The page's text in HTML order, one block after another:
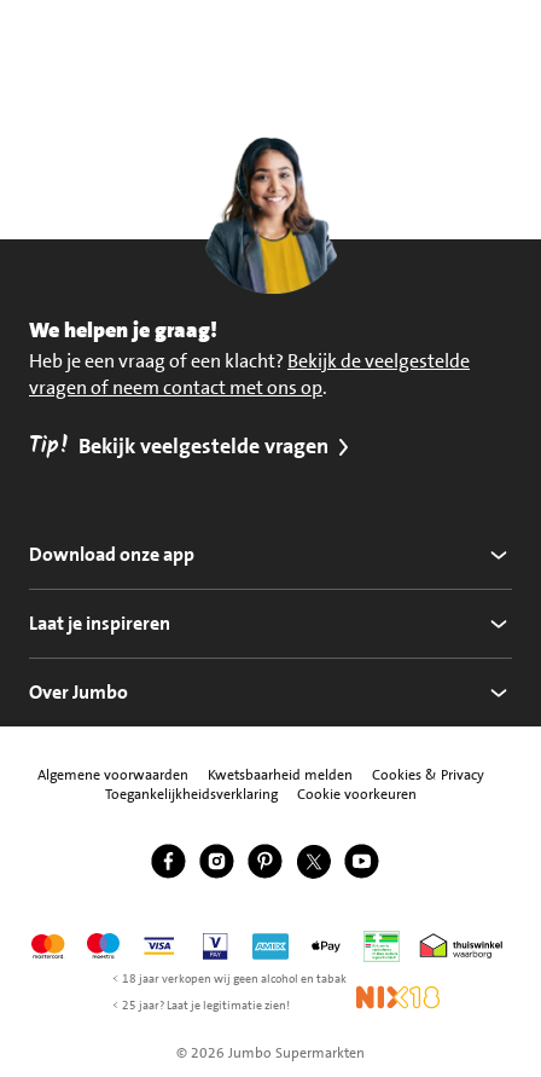
We helpen je graag!
Heb je een vraag of een klacht? Bekijk de veelgestelde
vragen of neem contact met ons op.
Tip! Bekijk veelgestelde vragen
Download onze app
Laat je inspireren
Over Jumbo
Algemene voorwaarden Kwetsbaarheid melden
Cookies & Privacy
Toegankelijkheidsverklaring
Cookie voorkeuren
Volg ons
Jumbo Facebook
Jumbo Instagram
Jumbo Pinterest
Jumbo Twitter
Jumbo YouTube
MastercardMaestroVisa Vpay American Express
Apple Pay Thuiswinkel
< 18 jaar verkopen wij geen alcohol en tabak
< 25 jaar? Laat je legitimatie zien!
NIX18
© 2026 Jumbo Supermarkten